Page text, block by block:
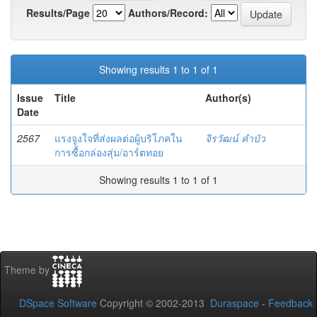
Results/Page
Authors/Record:
Showing results 1 to 1 of 1
Issue
Date
Title Author(s)
2567
แรงจูงใจที่ส่งผลต่อผู้บริโภคใน
การซื้อกล่องสุ่ม/อาร์ตทอย
จิรวัฒน์ คำบัว
Showing results 1 to 1 of 1
Theme by
DSpace Software Copyright © 2002-2013 Duraspace - Feedback